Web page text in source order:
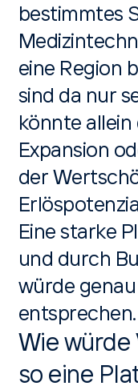
bestimmtes
eine Region
sind da nur
könnte allein
Expansion
der
Eine starke
und durch
würde
entsprechen.
Wie würde
so eine